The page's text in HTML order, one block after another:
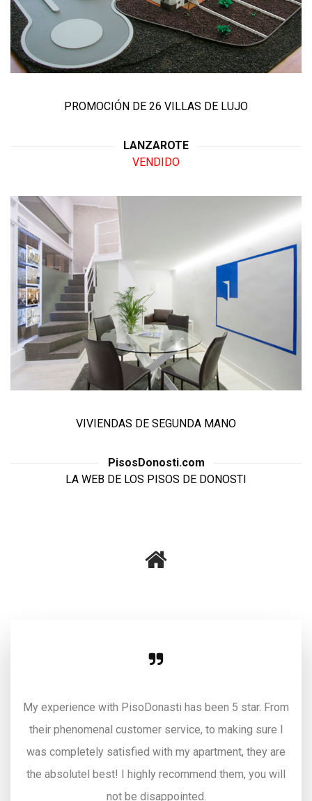
PROMOCIÓN DE 26 VILLAS DE LUJO
LANZAROTE
VENDIDO
VIVIENDAS DE SEGUNDA MANO
PisosDonosti.com
LA WEB DE LOS PISOS DE DONOSTI
Eficiencia, efectividad, simpatia y muy buen hacer
Joxan L.
My experience with PisoDonasti has been 5 star. From
their phenomenal customer service, to making sure I
was completely satisfied with my apartment, they are
the absolutel best! I highly recommend them, you will
not be disappointed.